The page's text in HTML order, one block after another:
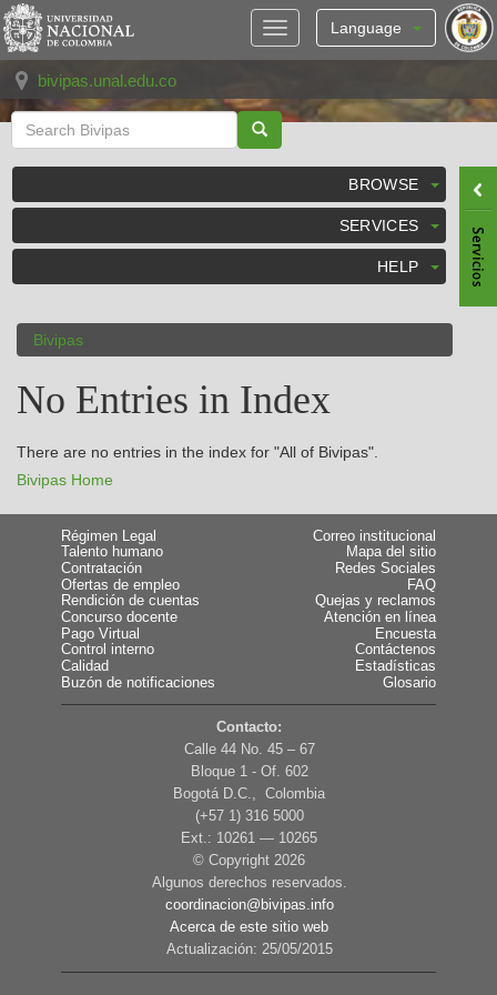
Skip
navigation
Language
bivipas.unal.edu.co
BROWSE
SERVICES
HELP
Bivipas
No Entries in Index
There are no entries in the index for "All of Bivipas".
Bivipas Home
Régimen Legal
Talento humano
Contratación
Ofertas de empleo
Rendición de cuentas
Concurso docente
Pago Virtual
Control interno
Calidad
Buzón de notificaciones
Correo institucional
Mapa del sitio
Redes Sociales
FAQ
Quejas y reclamos
Atención en línea
Encuesta
Contáctenos
Estadísticas
Glosario
Contacto:
Calle 44 No. 45 – 67
Bloque 1 - Of. 602
Bogotá D.C., Colombia
(+57 1) 316 5000
Ext.: 10261 — 10265
© Copyright 2026
Algunos derechos reservados.
coordinacion@bivipas.info
Acerca de este sitio web
Actualización: 25/05/2015